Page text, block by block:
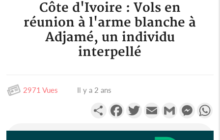
Côte d'Ivoire : Vols en
réunion à l'arme blanche à
Adjamé, un individu
interpellé
2971 Vues Il y a 2 ans
PartagerFacebookTwitterEmail Gmail